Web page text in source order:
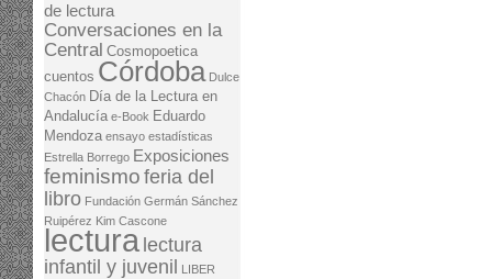
de lectura
Conversaciones en la
Central Cosmopoetica
cuentos Córdoba Dulce
Chacón Día de la Lectura en
Andalucía e-Book Eduardo
Mendoza ensayo estadísticas
Estrella Borrego Exposiciones
feminismo feria del
libro Fundación Germán Sánchez
Ruipérez Kim Cascone
lectura lectura
infantil y juvenil
LIBER